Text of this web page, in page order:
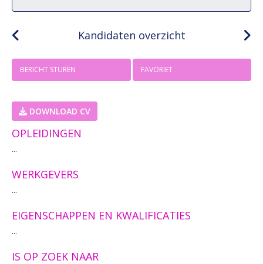
Kandidaten overzicht
BERICHT STUREN FAVORIET
DOWNLOAD CV
OPLEIDINGEN
...
WERKGEVERS
...
EIGENSCHAPPEN EN KWALIFICATIES
...
IS OP ZOEK NAAR